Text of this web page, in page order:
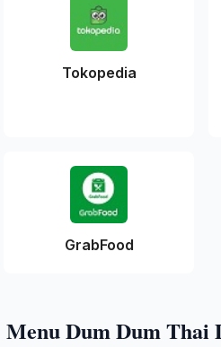
Tokopedia
GrabFood
Menu Dum Dum Thai